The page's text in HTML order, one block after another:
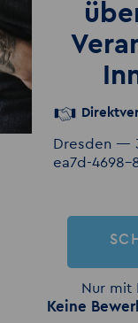
Dresden —
ea7d-4698-
Nur mit
Keine